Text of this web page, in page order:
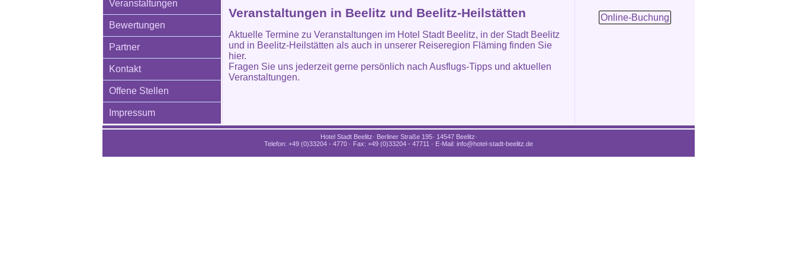
Veranstaltungen
Bewertungen
Partner
Kontakt
Offene Stellen
Impressum
Veranstaltungen in Beelitz und Beelitz-Heilstätten
Aktuelle Termine zu Veranstaltungen im Hotel Stadt Beelitz, in der Stadt Beelitz
und in Beelitz-Heilstätten als auch in unserer Reiseregion Fläming finden Sie
hier.
Fragen Sie uns jederzeit gerne persönlich nach Ausflugs-Tipps und aktuellen
Veranstaltungen.
Online-Buchung
Hotel Stadt Beelitz· Berliner Straße 195· 14547 Beelitz·
Telefon: +49 (0)33204 - 4770 · Fax: +49 (0)33204 - 47711 · E-Mail: info@hotel-stadt-beelitz.de